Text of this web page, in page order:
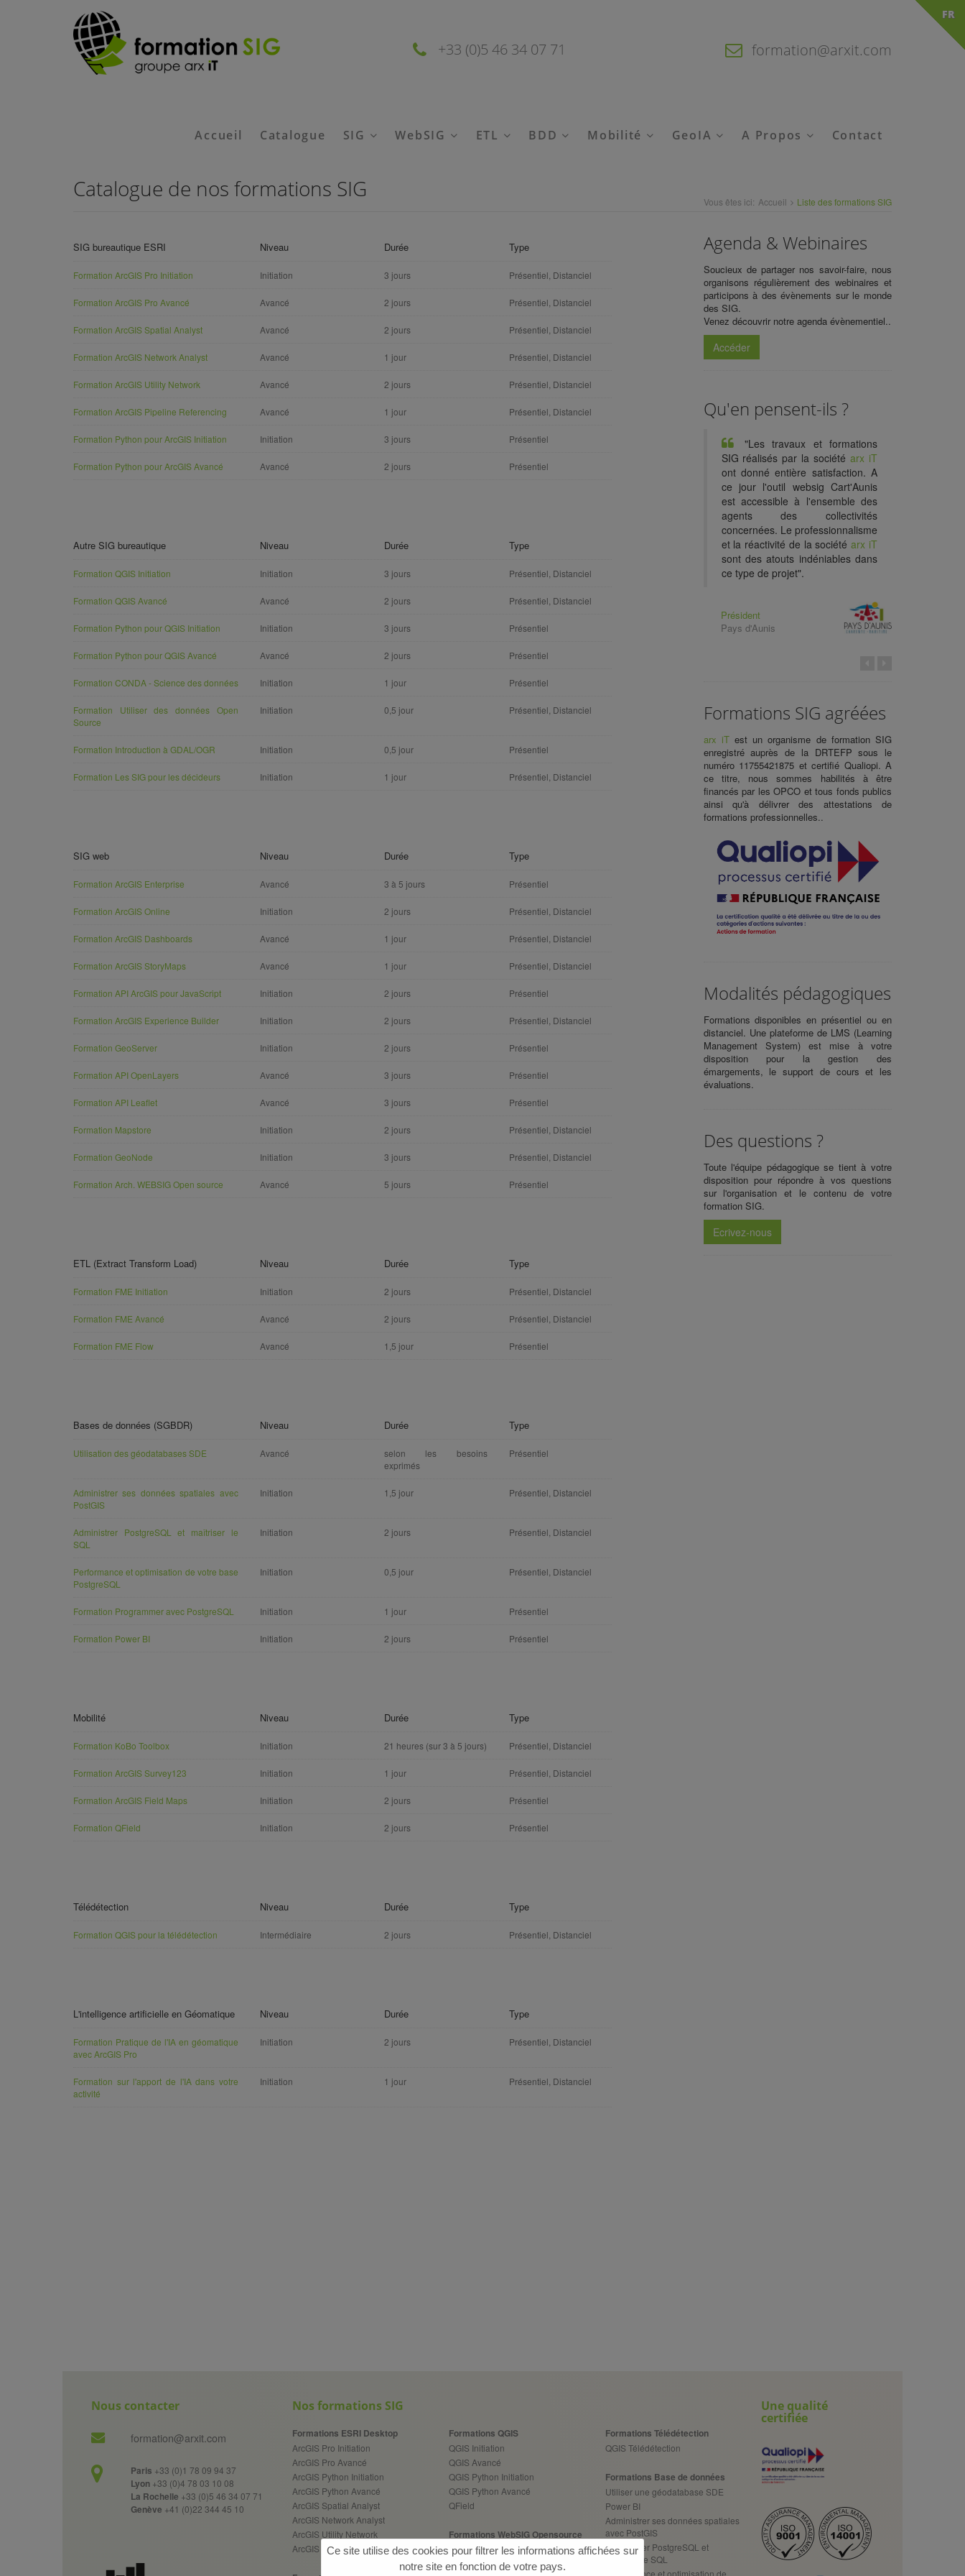
Ce site utilise des cookies pour filtrer les informations affichées sur
notre site en fonction de votre pays.
FR
+33 (0)5 46 34 07 71 formation@arxit.com
Accueil Catalogue SIG WebSIG ETL BDD Mobilité GeoIA A Propos Contact
Catalogue de nos formations SIG Vous êtes ici: Accueil Liste desformations SIG
SIG bureautique ESRI Niveau Durée Type
Formation ArcGIS Pro Initiation Initiation 3 jours Présentiel, Distanciel
Formation ArcGIS Pro Avancé Avancé 2 jours Présentiel, Distanciel
Formation ArcGIS Spatial Analyst Avancé 2 jours Présentiel, Distanciel
Formation ArcGIS Network Analyst Avancé 1 jour Présentiel, Distanciel
Formation ArcGIS Utility Network Avancé 2 jours Présentiel, Distanciel
Formation ArcGIS Pipeline Referencing Avancé 1 jour Présentiel, Distanciel
Formation Python pour ArcGIS Initiation Initiation 3 jours Présentiel
Formation Python pour ArcGIS Avancé Avancé 2 jours Présentiel
Autre SIG bureautique Niveau Durée Type
Formation QGIS Initiation Initiation 3 jours Présentiel, Distanciel
Formation QGIS Avancé Avancé 2 jours Présentiel, Distanciel
Formation Python pour QGIS Initiation Initiation 3 jours Présentiel
Formation Python pour QGIS Avancé Avancé 2 jours Présentiel
Formation CONDA - Science des données Initiation 1 jour Présentiel
Formation Utiliser des données Open
Source
Initiation 0,5 jour Présentiel, Distanciel
Formation Introduction à GDAL/OGR Initiation 0,5 jour Présentiel
Formation Les SIG pour les décideurs Initiation 1 jour Présentiel, Distanciel
SIG web Niveau Durée Type
Formation ArcGIS Enterprise Avancé 3 à 5 jours Présentiel
Formation ArcGIS Online Initiation 2 jours Présentiel, Distanciel
Formation ArcGIS Dashboards Avancé 1 jour Présentiel, Distanciel
Formation ArcGIS StoryMaps Avancé 1 jour Présentiel, Distanciel
Formation API ArcGIS pour JavaScript Initiation 2 jours Présentiel
Formation ArcGIS Experience Builder Initiation 2 jours Présentiel, Distanciel
Formation GeoServer Initiation 2 jours Présentiel
Formation API OpenLayers Avancé 3 jours Présentiel
Formation API Leaflet Avancé 3 jours Présentiel
Formation Mapstore Initiation 2 jours Présentiel, Distanciel
Formation GeoNode Initiation 3 jours Présentiel, Distanciel
Formation Arch. WEBSIG Open source Avancé 5 jours Présentiel
ETL (Extract Transform Load) Niveau Durée Type
Formation FME Initiation Initiation 2 jours Présentiel, Distanciel
Formation FME Avancé Avancé 2 jours Présentiel, Distanciel
Formation FME Flow Avancé 1,5 jour Présentiel
Bases de données (SGBDR) Niveau Durée Type
Utilisation des géodatabases SDE Avancé
selon les besoins
exprimés
Présentiel
Administrer ses données spatiales avec
PostGIS
Initiation 1,5 jour Présentiel, Distanciel
Administrer PostgreSQL et maîtriser le
SQL
Initiation 2 jours Présentiel, Distanciel
Performance et optimisation de votre base
PostgreSQL
Initiation 0,5 jour Présentiel, Distanciel
Formation Programmer avec PostgreSQL Initiation 1 jour Présentiel
Formation Power BI Initiation 2 jours Présentiel
Mobilité Niveau Durée Type
Formation KoBo Toolbox Initiation 21 heures (sur 3 à 5 jours) Présentiel, Distanciel
Formation ArcGIS Survey123 Initiation 1 jour Présentiel, Distanciel
Formation ArcGIS Field Maps Initiation 2 jours Présentiel
Formation QField Initiation 2 jours Présentiel
Télédétection Niveau Durée Type
Formation QGIS pour la télédétection Intermédiaire 2 jours Présentiel, Distanciel
L'intelligence artificielle en Géomatique Niveau Durée Type
Formation Pratique de l'IA en géomatique
avec ArcGIS Pro
Initiation 2 jours Présentiel, Distanciel
Formation sur l'apport de l'IA dans votre
activité
Initiation 1 jour Présentiel, Distanciel
Agenda & Webinaires
Soucieux de partager nos savoir-faire, nous
organisons régulièrement des webinaires et
participons à des évènements sur le monde
des SIG.
Venez découvrir notre agenda évènementiel..
Accéder
Qu'en pensent-ils ?
"Les travaux et formations
SIG réalisés par la sociétéarx iT
ont donné entière satisfaction. A
ce jour l'outil websig Cart'Aunis
est accessible à l'ensemble des
agents des collectivités
concernées. Le professionnalisme
et la réactivité de la sociétéarx iT
sont des atouts indéniables dans
ce type de projet".
Président
Pays d'Aunis
Formations SIG agréées
arx iTest un organisme de formation SIG
enregistré auprès de la DRTEFP sous le
numéro 11755421875 et certifié Qualiopi. A
ce titre, nous sommes habilités à être
financés par les OPCO et tous fonds publics
ainsi qu'à délivrer des attestations de
formations professionnelles..
Modalités pédagogiques
Formations disponibles en présentiel ou en
distanciel. Une plateforme de LMS (Learning
Management System) est mise à votre
disposition pour la gestion des
émargements, le support de cours et les
évaluations.
Des questions ?
Toute l'équipe pédagogique se tient à votre
disposition pour répondre à vos questions
sur l'organisation et le contenu de votre
formation SIG.
Ecrivez-nous
Nous contacter
formation@arxit.com
Paris +33 (0)1 78 09 94 37
Lyon +33 (0)4 78 03 10 08
La Rochelle +33 (0)5 46 34 07 71
Genève +41 (0)22 344 45 10
Nos formations SIG
Formations ESRI Desktop
ArcGIS Pro Initiation
ArcGIS Pro Avancé
ArcGIS Python Initiation
ArcGIS Python Avancé
ArcGIS Spatial Analyst
ArcGIS Network Analyst
ArcGIS Utility Network
ArcGIS Pipeline Referencing
Formations QGIS
QGIS Initiation
QGIS Avancé
QGIS Python Initiation
QGIS Python Avancé
QField
Formations WebSIG Opensource
Architect. WebSIG Opensource
Geoserver
Formations Télédétection
QGIS Télédétection
Formations Base de données
Utiliser une géodatabase SDE
Power BI
Administrer ses données spatiales
avec PostGIS
Administrer PostgreSQL et
maîtriser le SQL
Performance et optimisation de
Une qualité
certifiée